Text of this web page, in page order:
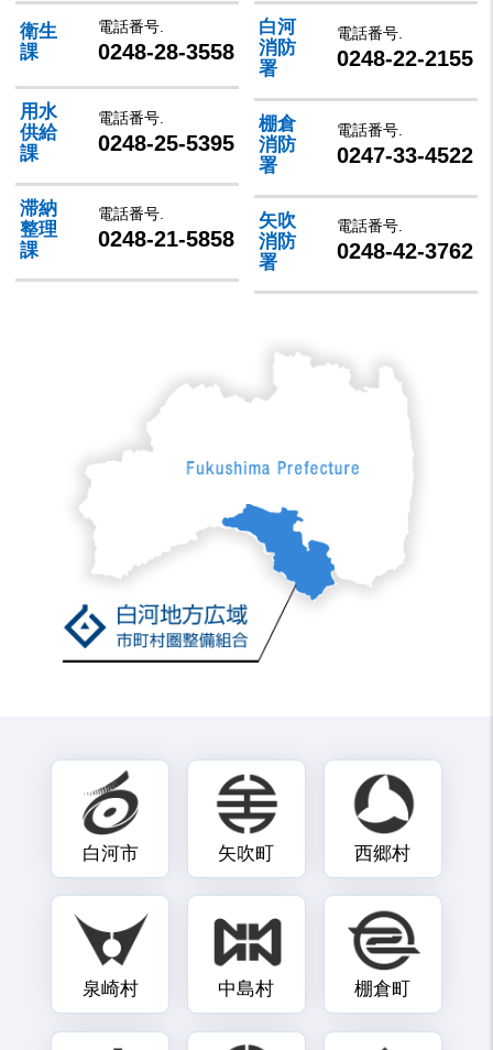
衛生
課
電話番号.
0248-28-3558
用水
供給
課
電話番号.
0248-25-5395
滞納
整理
課
電話番号.
0248-21-5858
白河
消防
署
電話番号.
0248-22-2155
棚倉
消防
署
電話番号.
0247-33-4522
矢吹
消防
署
電話番号.
0248-42-3762
白河市 矢吹町 西郷村
泉崎村 中島村 棚倉町